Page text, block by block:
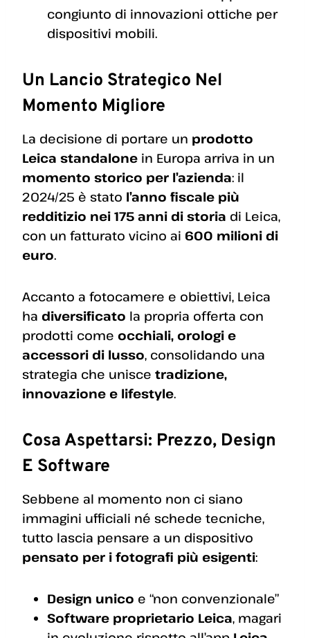
congiunto di innovazioni ottiche per
dispositivi mobili.
Un Lancio Strategico Nel
Momento Migliore
La decisione di portare un prodotto
Leica standalone in Europa arriva in un
momento storico per l’azienda: il
2024/25 è stato l’anno fiscale più
redditizio nei 175 anni di storia di Leica,
con un fatturato vicino ai 600 milioni di
euro.
Accanto a fotocamere e obiettivi, Leica
ha diversificato la propria offerta con
prodotti come occhiali, orologi e
accessori di lusso, consolidando una
strategia che unisce tradizione,
innovazione e lifestyle.
Cosa Aspettarsi: Prezzo, Design
E Software
Sebbene al momento non ci siano
immagini ufficiali né schede tecniche,
tutto lascia pensare a un dispositivo
pensato per i fotografi più esigenti:
Design unico e “non convenzionale”
Software proprietario Leica, magari